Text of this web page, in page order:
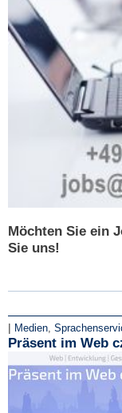
Möchten Sie ein
Sie uns!
| Medien,
Präsent im Web